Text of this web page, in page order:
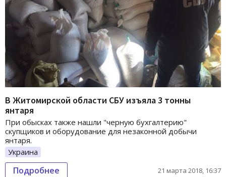
В Житомирской области СБУ изъяла 3 тонны
янтаря
При обысках также нашли "черную бухгалтерию"
скупщиков и оборудование для незаконной добычи
янтаря.
Украина
Подробнее 21 марта 2018, 16:37